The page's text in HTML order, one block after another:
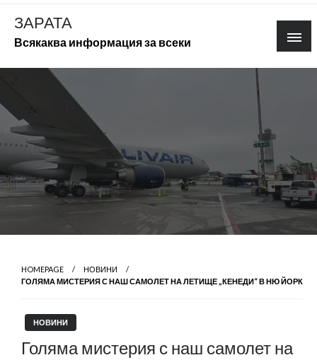
Skip
content
ЗАРАТА
Всякаква информация за всеки
HOMEPAGE
НОВИНИ
ГОЛЯМА МИСТЕРИЯ С НАШ САМОЛЕТ НА ЛЕТИЩЕ „КЕНЕДИ“ В НЮ ЙОРК
НОВИНИ
Голяма мистерия с наш самолет на